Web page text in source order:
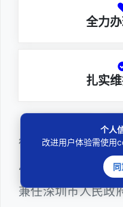
全力
扎实
邓杰律师，
衡（深圳）律师事
兼任深圳市人民政
个人
改进用户体验需使用